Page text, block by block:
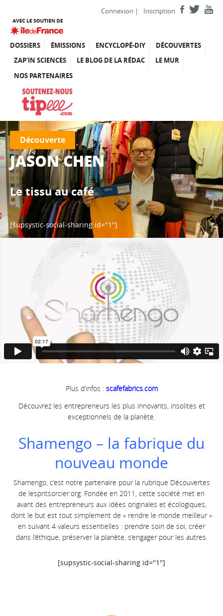
Connexion | Inscription
DOSSIERS ÉMISSIONS ENCYCLOPÉ-DIY
DÉCOUVERTES
ZAP’IN SCIENCES
LE BLOG DE LA RÉDAC
LE MUR
NOS PARTENAIRES
Découverte
JASON CHEN
Le tissu au café
[supsystic-social-sharing id="1"]
Plus d’infos : scafefabrics.com
Découvrez les entrepreneurs les plus innovants, insolites et
exceptionnels de la planète.
Shamengo – la fabrique du
nouveau monde
Shamengo, c’est notre partenaire pour la rubrique Découvertes
de lespritsorcier.org. Fondée en 2011, cette société met en
avant des entrepreneurs aux idées originales et écologiques,
dont le but est tout simplement de « rendre le monde meilleur »
en suivant 4 valeurs essentielles : prendre soin de soi, créer
dans l’éthique, préserver la planète, s’engager pour les autres.
[supsystic-social-sharing id="1"]